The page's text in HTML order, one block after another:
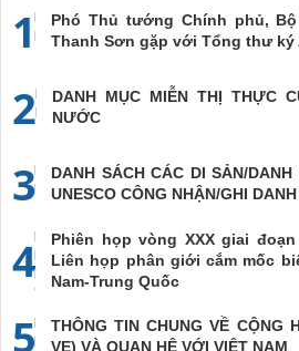
1
Phó Thủ tướng Chính phủ,
Thanh Sơn gặp với Tổng thư ký
2
DANH MỤC MIỄN THỊ THỰC
NƯỚC
3
DANH SÁCH CÁC DI SẢN/
UNESCO CÔNG NHẬN/GHI DANH
4
Phiên họp vòng XXX giai
Liên họp phân giới cắm mốc
Nam-Trung Quốc
5
THÔNG TIN CHUNG VỀ CỘNG
VE) VÀ QUAN HỆ VỚI VIỆT NAM